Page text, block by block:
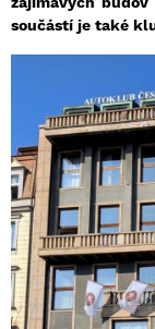
součástí je také